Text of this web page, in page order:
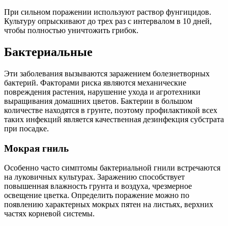
При сильном поражении используют раствор фунгицидов.
Культуру опрыскивают до трех раз с интервалом в 10 дней,
чтобы полностью уничтожить грибок.
Бактериальные
Эти заболевания вызываются заражением болезнетворных
бактерий. Факторами риска являются механические
повреждения растения, нарушение ухода и агротехники
выращивания домашних цветов. Бактерии в большом
количестве находятся в грунте, поэтому профилактикой всех
таких инфекций является качественная дезинфекция субстрата
при посадке.
Мокрая гниль
Особенно часто симптомы бактериальной гнили встречаются
на луковичных культурах. Заражению способствует
повышенная влажность грунта и воздуха, чрезмерное
освещение цветка. Определить поражение можно по
появлению характерных мокрых пятен на листьях, верхних
частях корневой системы.